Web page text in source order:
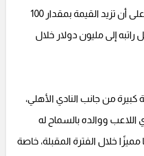
ألف دولار في الموسم الأول، على أن تزيد القيمة بمقدار 100
إلى مليون دولار خلال
من جانب النادي الأهلي،
ووالده بالسماح له
مميزًا خلال الفترة المقبلة، خاصة